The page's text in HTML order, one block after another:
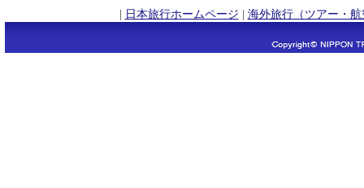
| 日本旅行ホームページ | 海外旅行（ツアー・航